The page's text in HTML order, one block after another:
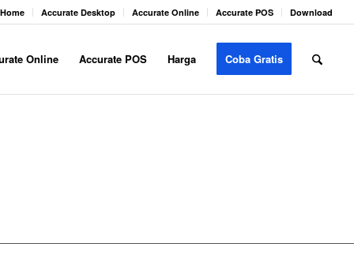
Home Accurate Desktop Accurate Online Accurate POS Download
Online Accurate POS Harga Coba Gratis